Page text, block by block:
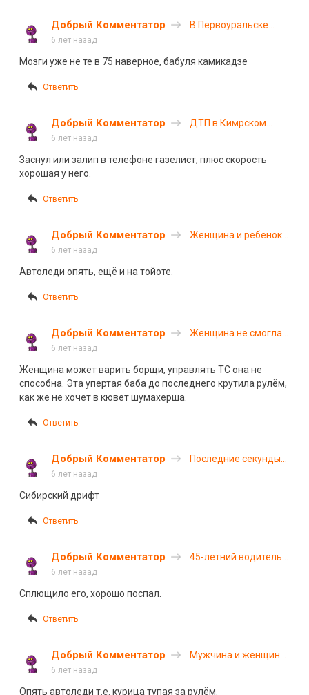
Добрый Комментатор
В Первоуральске
6 лет назад
Мозги уже не те в 75 наверное, бабуля камикадзе
Ответить
Добрый Комментатор
ДТП в Кимрском
6 лет назад
Заснул или залип в телефоне газелист, плюс скорость
хорошая у него.
Ответить
Добрый Комментатор
Женщина и ребенок
6 лет назад
Автоледи опять, ещё и на тойоте.
Ответить
Добрый Комментатор
Женщина не смогла
6 лет назад
Женщина может варить борщи, управлять ТС она не
способна. Эта упертая баба до последнего крутила рулём,
как же не хочет в кювет шумахерша.
Ответить
Добрый Комментатор
Последние секунды
6 лет назад
Сибирский дрифт
Ответить
Добрый Комментатор
45-летний водитель
6 лет назад
Сплющило его, хорошо поспал.
Ответить
Добрый Комментатор
Мужчина и женщина
6 лет назад
Опять автоледи т.е. курица тупая за рулём.